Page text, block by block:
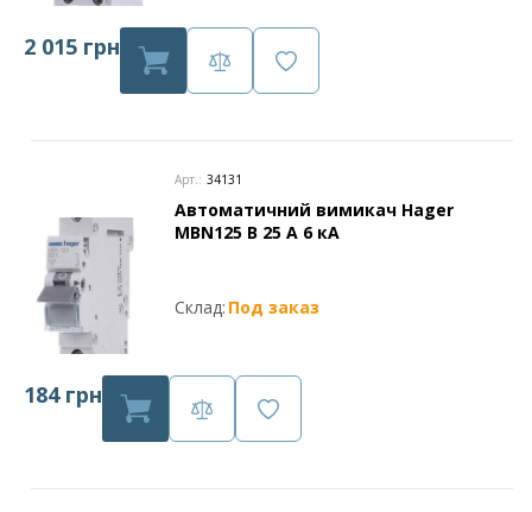
2 015 грн
Арт.: 34131
Автоматичний вимикач Hager
MBN125 В 25 А 6 кА
Склад: Под заказ
184 грн